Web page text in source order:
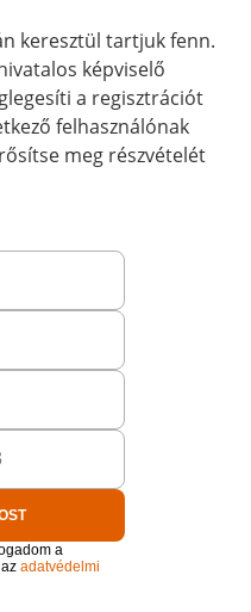
keresztül tartjuk fenn.
képviselő
a regisztrációt
felhasználónak
meg részvételét
a
adatvédelmi